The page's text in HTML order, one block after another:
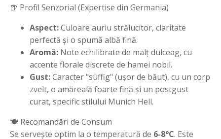
🍺 Profil Senzorial (Expertise din Germania)
Aspect:Culoare auriu strălucitor, claritate
perfectă și o spumă albă fină.
Aromă: Note echilibrate de malț dulceag, cu
accente florale discrete de hamei nobil.
Gust:Caracter "süffig" (ușor de băut), cu un corp
zvelt, o amăreală foarte fină și un postgust
curat, specific stilului Munich Hell.
🍽️ Recomandări de Consum
Se servește optim la o temperatură de 6-8°C. Este